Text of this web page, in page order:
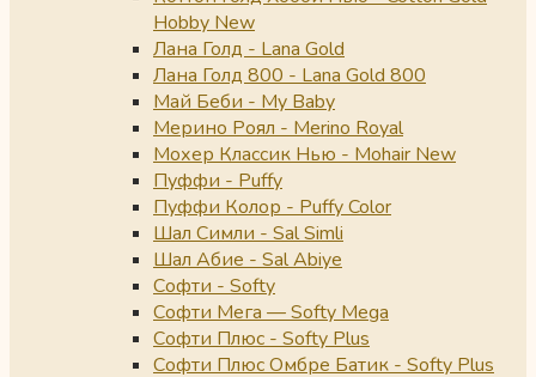
Hobby New
Лана Голд - Lana Gold
Лана Голд 800 - Lana Gold 800
Май Беби - My Baby
Мерино Роял - Merino Royal
Мохер Классик Нью - Mohair New
Пуффи - Puffy
Пуффи Колор - Puffy Color
Шал Симли - Sal Simli
Шал Абие - Sal Abiye
Софти - Softy
Софти Мега — Softy Mega
Софти Плюс - Softy Plus
Софти Плюс Омбре Батик - Softy Plus